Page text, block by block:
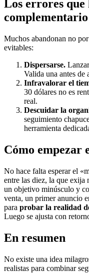
Los errores que
complementario
Muchos abandonan no
evitables:
Dispersarse.
Valida una antes de
Infravalorar el
30 dólares no es
real.
Descuidar la
seguimiento
herramienta
Cómo empezar
No hace falta esperar el
entre las diez, la que exija
un objetivo minúsculo y
venta, un primer anuncio
para probar la realidad
Luego se ajusta con
En resumen
No existe una idea
realistas para combinar